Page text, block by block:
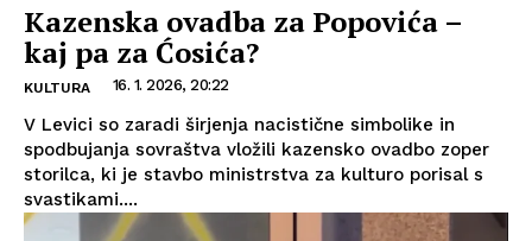
Kazenska ovadba za Popovića –
kaj pa za Ćosića?
KULTURA 16. 1. 2026, 20:22
V Levici so zaradi širjenja nacistične simbolike in
spodbujanja sovraštva vložili kazensko ovadbo zoper
storilca, ki je stavbo ministrstva za kulturo porisal s
svastikami....